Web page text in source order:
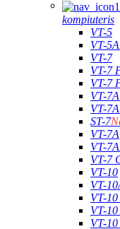
kompiuteris
VT-5
VT-5A
VT-7
VT-7
VT-7
VT-
VT-
ST-7
VT-7A
VT-
VT-7
VT-10
VT-
VT-
VT-
VT-